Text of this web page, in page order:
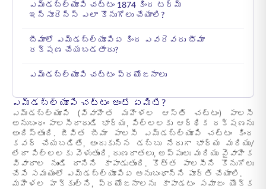
ఎమ్‌డబ్ల్యూపి చట్టం 1874 కింద టర్మ్
ఇన్సూరెన్స్ ఎలా కొనుగోలు చేయాలి?
బీమాలో ఎమ్‌డబ్ల్యూపిఏ కింద ఎవరెవరు భీమా
రక్షణ చేయబడతారు?
ఎమ్‌డబ్ల్యూపి చట్టం ప్రయోజనాలు
ఎమ్‌డబ్ల్యూపి చట్టం అంటే ఏమిటి?
ఎమ్‌డబ్ల్యూపి (వివాహిత మహిళల ఆస్తి చట్టం) పాలసీ
అనుబంధం పాలసీదారుడి భార్య, పిల్లలకు ఆర్థిక రక్షణను
అందిస్తుంది. జీవిత బీమా పాలసీ ఎమ్‌డబ్ల్యూపి చట్టం కింద
కవర్ చేయబడితే, అందుకున్న డబ్బు నేరుగా భార్య మరియు/
లేదా పిల్లలకు వెళుతుంది, రుణదాతలు, అప్పులు మరియు వైవాహిక
వివాదాల నుండి దానిని కాపాడుతుంది. కొత్త పాలసీని కొనుగోలు
చేసే సమయంలో ఎమ్‌డబ్ల్యూపిఏ అనుబంధాన్ని పూర్తి చేయాలి.
మహిళల హక్కుల్ని, ప్రయోజనాలను కాపాడటం సమాజం యొక్క